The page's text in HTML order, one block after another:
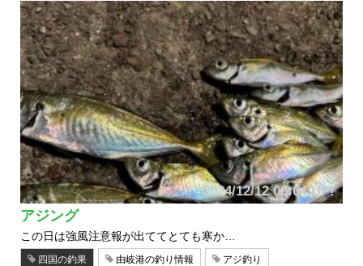
2024/12/12 08:04 UP!
アジング
この日は強風注意報が出ててとても寒か…
四国の釣果 由岐港の釣り情報 アジ釣り